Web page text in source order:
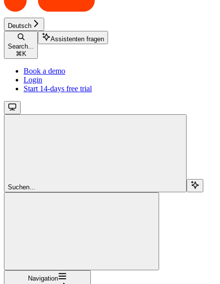
Deutsch
Search...
⌘ K
Assistenten fragen
Book a demo
Login
Start 14-days free trial
Suchen...
Navigation